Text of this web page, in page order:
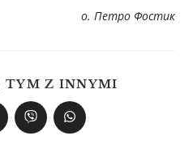
о. Петро Фостик
TYM Z INNYMI